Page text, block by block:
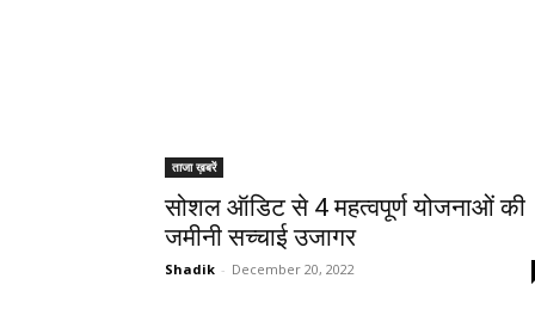
ताजा ख़बरें
सोशल ऑडिट से 4 महत्वपूर्ण योजनाओं की
जमीनी सच्चाई उजागर
Shadik - December 20, 2022